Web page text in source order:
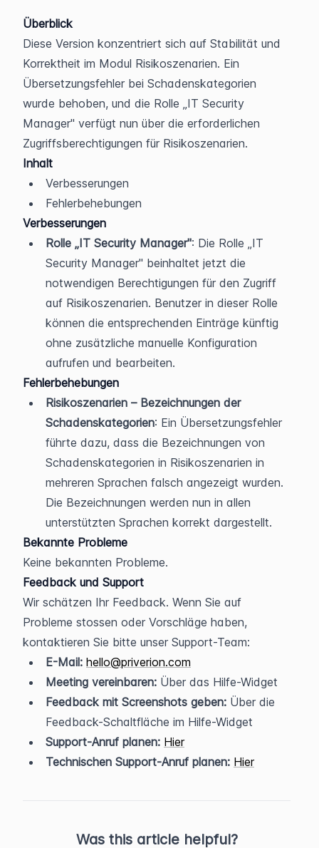
Überblick
Diese Version konzentriert sich auf Stabilität und
Korrektheit im Modul Risikoszenarien. Ein
Übersetzungsfehler bei Schadenskategorien
wurde behoben, und die Rolle „IT Security
Manager" verfügt nun über die erforderlichen
Zugriffsberechtigungen für Risikoszenarien.
Inhalt
Verbesserungen
Fehlerbehebungen
Verbesserungen
Rolle „IT Security Manager": Die Rolle „IT
Security Manager" beinhaltet jetzt die
notwendigen Berechtigungen für den Zugriff
auf Risikoszenarien. Benutzer in dieser Rolle
können die entsprechenden Einträge künftig
ohne zusätzliche manuelle Konfiguration
aufrufen und bearbeiten.
Fehlerbehebungen
Risikoszenarien – Bezeichnungen der
Schadenskategorien: Ein Übersetzungsfehler
führte dazu, dass die Bezeichnungen von
Schadenskategorien in Risikoszenarien in
mehreren Sprachen falsch angezeigt wurden.
Die Bezeichnungen werden nun in allen
unterstützten Sprachen korrekt dargestellt.
Bekannte Probleme
Keine bekannten Probleme.
Feedback und Support
Wir schätzen Ihr Feedback. Wenn Sie auf
Probleme stossen oder Vorschläge haben,
kontaktieren Sie bitte unser Support-Team:
E-Mail: hello@priverion.com
Meeting vereinbaren: Über das Hilfe-Widget
Feedback mit Screenshots geben: Über die
Feedback-Schaltfläche im Hilfe-Widget
Support-Anruf planen: Hier
Technischen Support-Anruf planen: Hier
Was this article helpful?